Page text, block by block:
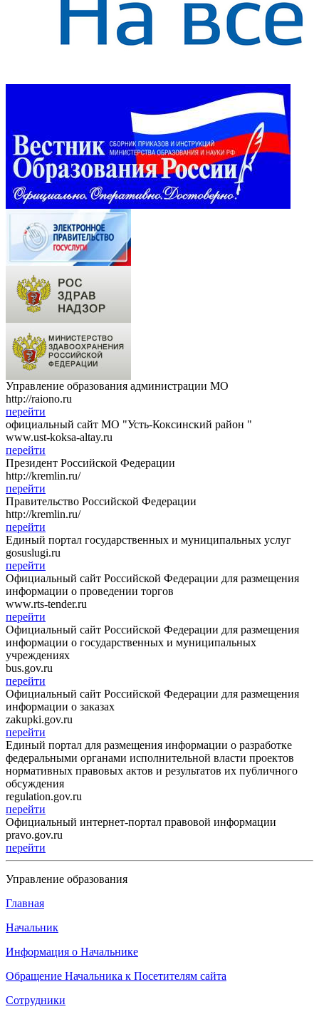
Управление образования администрации МО
http://raiono.ru
перейти
официальный сайт МО "Усть-Коксинский район "
www.ust-koksa-altay.ru
перейти
Президент Российской Федерации
http://kremlin.ru/
перейти
Правительство Российской Федерации
http://kremlin.ru/
перейти
Единый портал государственных и муниципальных услуг
gosuslugi.ru
перейти
Официальный сайт Российской Федерации для размещения
информации о проведении торгов
www.rts-tender.ru
перейти
Официальный сайт Российской Федерации для размещения
информации о государственных и муниципальных
учреждениях
bus.gov.ru
перейти
Официальный сайт Российской Федерации для размещения
информации о заказах
zakupki.gov.ru
перейти
Единый портал для размещения информации о разработке
федеральными органами исполнительной власти проектов
нормативных правовых актов и результатов их публичного
обсуждения
regulation.gov.ru
перейти
Официальный интернет-портал правовой информации
pravo.gov.ru
перейти
Управление образования
Главная
Начальник
Информация о Начальнике
Обращение Начальника к Посетителям сайта
Сотрудники